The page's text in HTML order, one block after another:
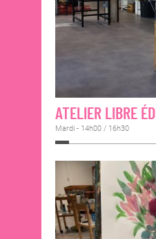
ATELIER LIBRE
Mardi - 14h00 / 16h30